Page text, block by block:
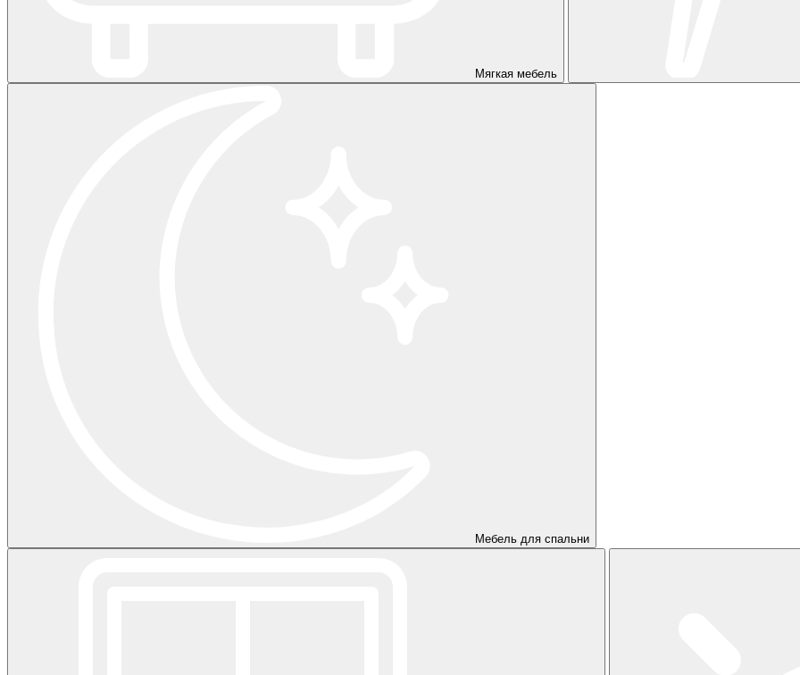
Мягкая мебель
Мебель для спальни